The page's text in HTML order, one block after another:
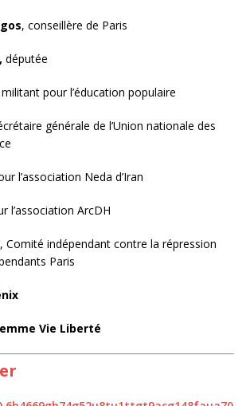
, conseillère de Paris
députée
pour l’éducation populaire
générale de l’Union nationale des
l’association Neda d’Iran
l’association ArcDH
, Comité indépendant contre la répression
Paris
Vie Liberté